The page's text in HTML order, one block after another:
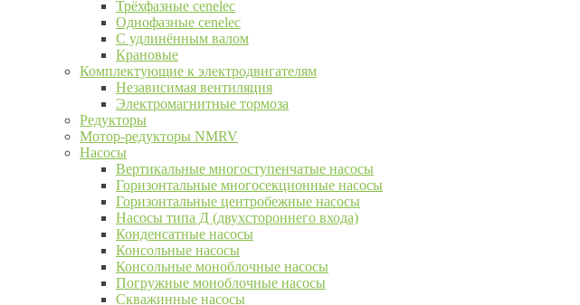
Трёхфазные cenelec
Однофазные cenelec
С удлинённым валом
Крановые
Комплектующие к электродвигателям
Независимая вентиляция
Электромагнитные тормоза
Редукторы
Мотор-редукторы NMRV
Насосы
Вертикальные многоступенчатые насосы
Горизонтальные многосекционные насосы
Горизонтальные центробежные насосы
Насосы типа Д (двухстороннего входа)
Конденсатные насосы
Консольные насосы
Консольные моноблочные насосы
Погружные моноблочные насосы
Скважинные насосы